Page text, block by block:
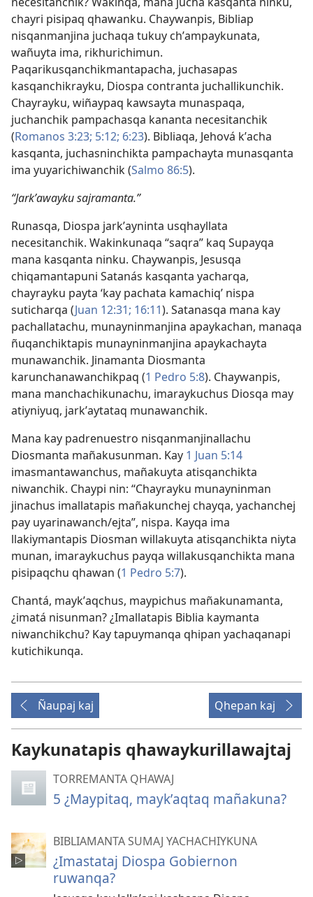
chayri pisipaq qhawanku. Chaywanpis, Bibliap
nisqanmanjina juchaqa tukuy chʼampaykunata,
wañuyta ima, rikhurichimun.
Paqarikusqanchikmantapacha, juchasapas
kasqanchikrayku, Diospa contranta juchallikunchik.
Chayrayku, wiñaypaq kawsayta munaspaqa,
juchanchik pampachasqa kananta necesitanchik
(Romanos 3:23; 5:12; 6:23). Bibliaqa, Jehová kʼacha
kasqanta, juchasninchikta pampachayta munasqanta
ima yuyarichiwanchik (Salmo 86:5).
“Jarkʼawayku sajramanta.”
Runasqa, Diospa jarkʼayninta usqhayllata
necesitanchik. Wakinkunaqa “saqra” kaq Supayqa
mana kasqanta ninku. Chaywanpis, Jesusqa
chiqamantapuni Satanás kasqanta yacharqa,
chayrayku payta ‘kay pachata kamachiq’ nispa
suticharqa (Juan 12:31; 16:11). Satanasqa mana kay
pachallatachu, munayninmanjina apaykachan, manaqa
ñuqanchiktapis munayninmanjina apaykachayta
munawanchik. Jinamanta Diosmanta
karunchanawanchikpaq (1 Pedro 5:8). Chaywanpis,
mana manchachikunachu, imaraykuchus Diosqa may
atiyniyuq, jarkʼaytataq munawanchik.
Mana kay padrenuestro nisqanmanjinallachu
Diosmanta mañakusunman. Kay 1 Juan 5:14
imasmantawanchus, mañakuyta atisqanchikta
niwanchik. Chaypi nin: “Chayrayku munayninman
jinachus imallatapis mañakunchej chayqa, yachanchej
pay uyarinawanch/ejta”, nispa. Kayqa ima
llakiymantapis Diosman willakuyta atisqanchikta niyta
munan, imaraykuchus payqa willakusqanchikta mana
pisipaqchu qhawan (1 Pedro 5:7).
Chantá, maykʼaqchus, maypichus mañakunamanta,
¿imatá nisunman? ¿Imallatapis Biblia kaymanta
niwanchikchu? Kay tapuymanqa qhipan yachaqanapi
kutichikunqa.
Ñaupaj kaj Qhepan kaj
Kaykunatapis qhawaykurillawajtaj
TORREMANTA QHAWAJ
5 ¿Maypitaq, maykʼaqtaq mañakuna?
BIBLIAMANTA SUMAJ YACHACHIYKUNA
¿Imastataj Diospa Gobiernon
ruwanqa?